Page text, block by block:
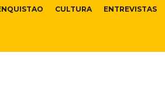
CULTURA ENTREVISTAS